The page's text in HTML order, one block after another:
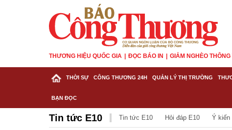
THƯƠNG HIỆU QUỐC GIA ĐỌC BÁO IN GIẢM NGHÈO THÔNG
THỜI SỰ CÔNG THƯƠNG 24H QUẢN LÝ THỊ TRƯỜNG
BẠN ĐỌC
Tin tức E10 Tin tức E10 Hỏi đáp E10 Ý kiến